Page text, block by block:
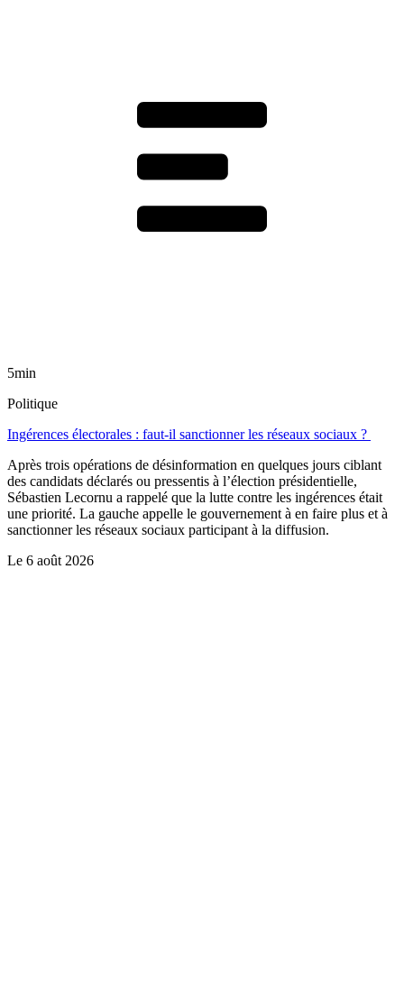
5min
Politique
Ingérences électorales : faut-il sanctionner les réseaux sociaux ?
Après trois opérations de désinformation en quelques jours ciblant
des candidats déclarés ou pressentis à l’élection présidentielle,
Sébastien Lecornu a rappelé que la lutte contre les ingérences était
une priorité. La gauche appelle le gouvernement à en faire plus et à
sanctionner les réseaux sociaux participant à la diffusion.
Le 6 août 2026